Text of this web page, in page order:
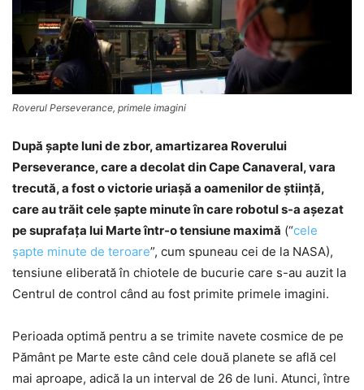
Roverul Perseverance, primele imagini
După şapte luni de zbor, amartizarea Roverului
Perseverance, care a decolat din Cape Canaveral, vara
trecută, a fost o victorie uriaşă a oamenilor de ştiinţă,
care au trăit cele şapte minute în care robotul s-a aşezat
pe suprafaţa lui Marte într-o tensiune maximă (“cele
şapte minute de teroare”, cum spuneau cei de la NASA),
tensiune eliberată în chiotele de bucurie care s-au auzit la
Centrul de control când au fost primite primele imagini.
Perioada optimă pentru a se trimite navete cosmice de pe
Pământ pe Marte este când cele două planete se află cel
mai aproape, adică la un interval de 26 de luni. Atunci, între